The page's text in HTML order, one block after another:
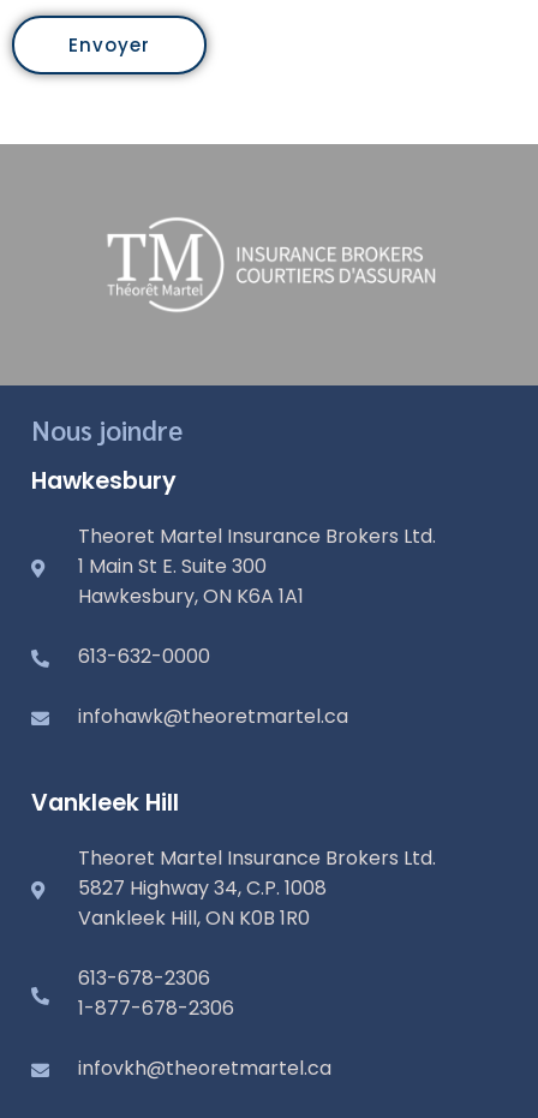
Envoyer
Nous joindre
Hawkesbury
Theoret Martel Insurance Brokers Ltd.
1 Main St E. Suite 300
Hawkesbury, ON K6A 1A1
613-632-0000
infohawk@theoretmartel.ca
Vankleek Hill
Theoret Martel Insurance Brokers Ltd.
5827 Highway 34, C.P. 1008
Vankleek Hill, ON K0B 1R0
613-678-2306
1-877-678-2306
infovkh@theoretmartel.ca